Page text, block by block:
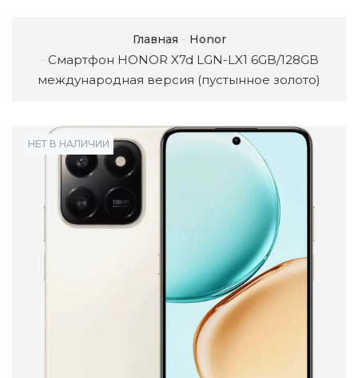
Главная Honor
Смартфон HONOR X7d LGN-LX1 6GB/128GB
международная версия (пустынное золото)
НЕТ В НАЛИЧИИ